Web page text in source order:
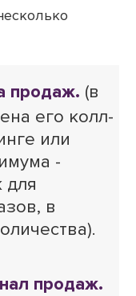
продаж. (в
его колл-
или
-
для
в
продаж.